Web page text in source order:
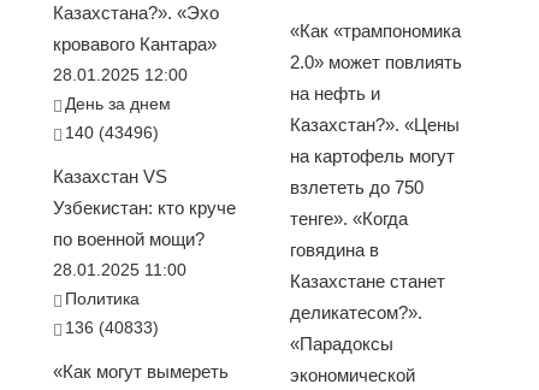
Казахстана?». «Эхо
кровавого Кантара»
28.01.2025 12:00
День за днем
140 (43496)
Казахстан VS
Узбекистан: кто круче
по военной мощи?
28.01.2025 11:00
Политика
136 (40833)
«Как могут вымереть
«Как «трампономика
2.0» может повлиять
на нефть и
Казахстан?». «Цены
на картофель могут
взлететь до 750
тенге». «Когда
говядина в
Казахстане станет
деликатесом?».
«Парадоксы
экономической